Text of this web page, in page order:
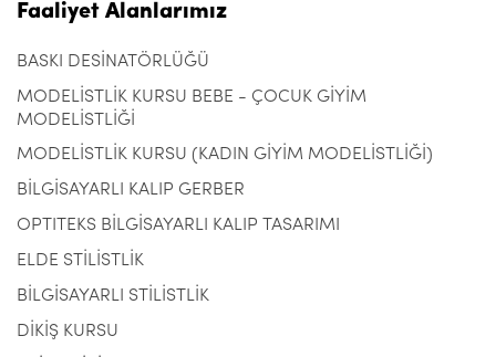
Faaliyet Alanlarımız
BASKI DESİNATÖRLÜĞÜ
MODELİSTLİK KURSU BEBE - ÇOCUK GİYİM
MODELİSTLİĞİ
MODELİSTLİK KURSU (KADIN GİYİM MODELİSTLİĞİ)
BİLGİSAYARLI KALIP GERBER
OPTITEKS BİLGİSAYARLI KALIP TASARIMI
ELDE STİLİSTLİK
BİLGİSAYARLI STİLİSTLİK
DİKİŞ KURSU